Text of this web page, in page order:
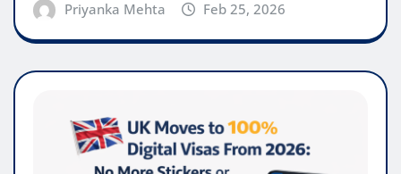
Priyanka Mehta Feb 25, 2026